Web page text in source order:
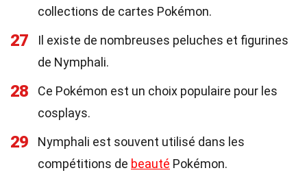
collections de cartes Pokémon.
27
Il existe de nombreuses peluches et figurines
de Nymphali.
28
Ce Pokémon est un choix populaire pour les
cosplays.
29
Nymphali est souvent utilisé dans les
compétitions de beauté Pokémon.